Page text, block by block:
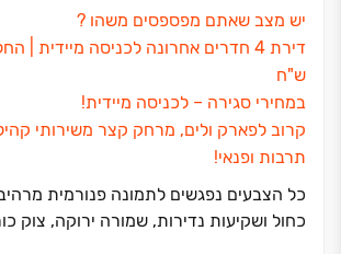
יש מצב שאתם מפספסים משהו ?
ש"ח
במחירי סגירה ‏– לכניסה מיידית!
קרוב לפארק ולים, מרחק קצר משירותי
תרבות ופנאי!
כל הצבעים נפגשים לתמונה פנורמית
כחול ושקיעות נדירות, שמורה ירוקה, צוק